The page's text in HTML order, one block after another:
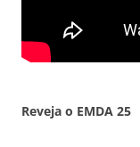
Reveja o EMDA 25